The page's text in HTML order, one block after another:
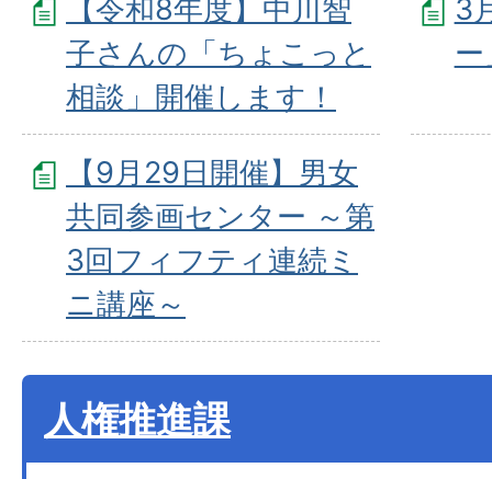
【令和8年度】中川智
子さんの「ちょこっと
相談」開催します！
3
【9月29日開催】男女
共同参画センター ～第
3回フィフティ連続ミ
ニ講座～
人権推進課